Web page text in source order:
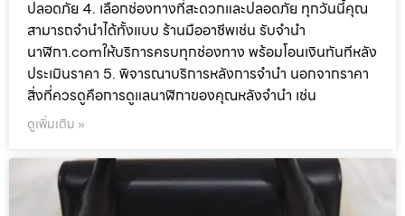
ปลอดภัย 4. เลือกช่องทางที่สะดวกและปลอดภัย ทุกวันนี้คุณ
สามารถจำนำได้ทั้งแบบ ร้านมืออาชีพเช่น รับจำนำ
นาฬิกา.comให้บริการครบทุกช่องทาง พร้อมโอนเงินทันทีหลัง
ประเมินราคา 5. พิจารณาบริการหลังการจำนำ นอกจากราคา
สิ่งที่ควรดูคือการดูแลนาฬิกาของคุณหลังจำนำ เช่น
ดูเพิ่มเติม »